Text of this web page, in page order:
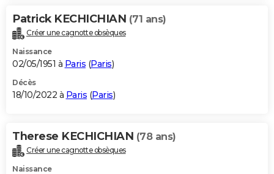
Patrick KECHICHIAN (71 ans)
Créer une cagnotte obsèques
Naissance
02/05/1951 à Paris (Paris)
Décès
18/10/2022 à Paris (Paris)
Therese KECHICHIAN (78 ans)
Créer une cagnotte obsèques
Naissance